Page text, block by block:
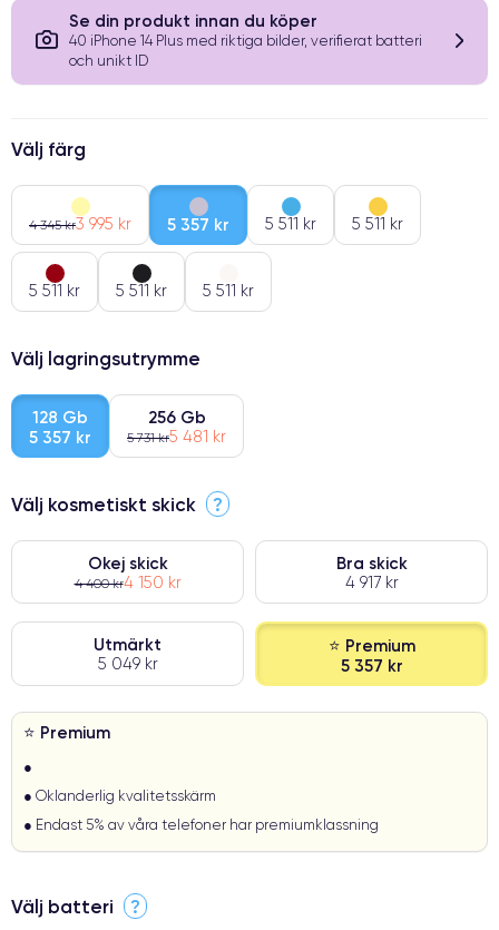
Se din produkt innan du köper
40 iPhone 14 Plus med riktiga bilder, verifierat batteri
och unikt ID
Välj färg
4 345 kr3 995 kr 5 357 kr 5 511 kr 5 511 kr
5 511 kr 5 511 kr 5 511 kr
Välj lagringsutrymme
128 Gb
5 357 kr
256 Gb
5 731 kr5 481 kr
Välj kosmetiskt skick ?
Okej skick
4 400 kr4 150 kr
Bra skick
4 917 kr
Utmärkt
5 049 kr
⭐ Premium
5 357 kr
⭐ Premium
●
● Oklanderlig kvalitetsskärm
● Endast 5% av våra telefoner har premiumklassning
Välj batteri ?